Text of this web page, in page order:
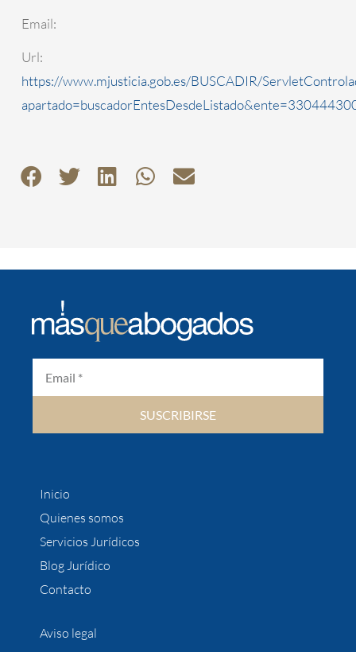
Email:
Url:
https://www.mjusticia.gob.es/BUSCADIR/
SUSCRIBIRSE
Inicio
Quienes somos
Servicios Jurídicos
Blog Jurídico
Contacto
Aviso legal